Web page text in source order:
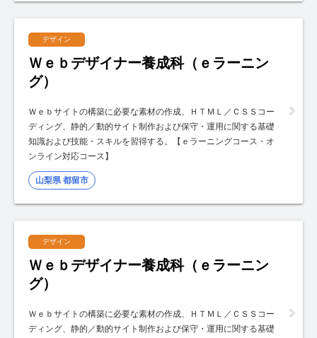
デザイン
Ｗｅｂデザイナー養成科（ｅラーニン
グ）
Ｗｅｂサイトの構築に必要な素材の作成、ＨＴＭＬ／ＣＳＳコー
ディング、静的／動的サイト制作および保守・運用に関する基礎
知識および技能・スキルを習得する。【ｅラーニングコース・オ
ンライン対応コース】
山梨県 都留市
デザイン
Ｗｅｂデザイナー養成科（ｅラーニン
グ）
Ｗｅｂサイトの構築に必要な素材の作成、ＨＴＭＬ／ＣＳＳコー
ディング、静的／動的サイト制作および保守・運用に関する基礎